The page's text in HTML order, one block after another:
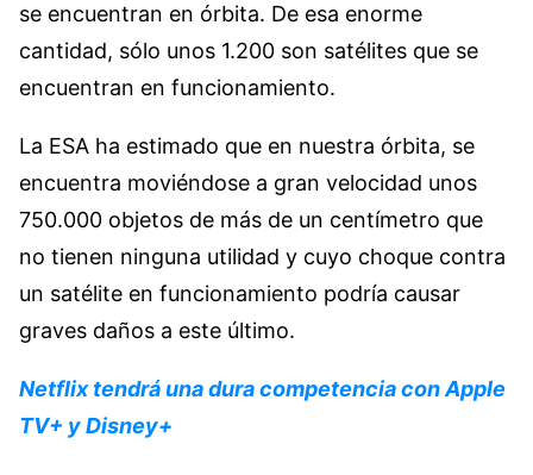
se encuentran en órbita. De esa enorme
cantidad, sólo unos 1.200 son satélites que se
encuentran en funcionamiento.
La ESA ha estimado que en nuestra órbita, se
encuentra moviéndose a gran velocidad unos
750.000 objetos de más de un centímetro que
no tienen ninguna utilidad y cuyo choque contra
un satélite en funcionamiento podría causar
graves daños a este último.
Netflix tendrá una dura competencia con Apple
TV+ y Disney+